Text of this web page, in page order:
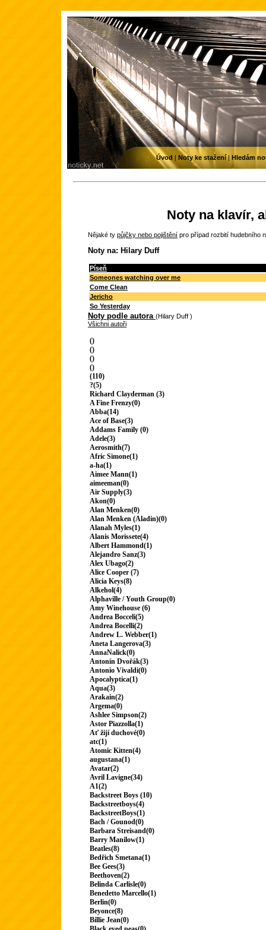
Noty na klavír,
Nějaké ty půjčky nebo pojištění pro případ rozbití hudebního
Noty na: Hilary Duff
Píseň
Someones watching over me
Come Clean
Jericho
So Yesterday
Noty podle autora (Hilary Duff )
Všichni autoři
()
()
()
()
(110)
?(5)
Richard Clayderman (3)
A Fine Frenzy(0)
Abba(14)
Ace of Base(3)
Addams Family (0)
Adele(3)
Aerosmith(7)
Afric Simone(1)
a-ha(1)
Aimee Mann(1)
aimeeman(0)
Air Supply(3)
Akon(0)
Alan Menken(0)
Alan Menken (Aladin)(0)
Alanah Myles(1)
Alanis Morissete(4)
Albert Hammond(1)
Alejandro Sanz(3)
Alex Ubago(2)
Alice Cooper (7)
Alicia Keys(8)
Alkehol(4)
Alphaville / Youth Group(0)
Amy Winehouse (6)
Andrea Bocceli(5)
Andrea Bocelli(2)
Andrew L. Webber(1)
Aneta Langerova(3)
AnnaNalick(0)
Antonín Dvořák(3)
Antonio Vivaldi(0)
Apocalyptica(1)
Aqua(3)
Arakain(2)
Argema(0)
Ashlee Simpson(2)
Astor Piazzolla(1)
Ať žijí duchové(0)
atc(1)
Atomic Kitten(4)
augustana(1)
Avatar(2)
Avril Lavigne(34)
A1(2)
Backstreet Boys (10)
Backstreetboys(4)
BackstreetBoys(1)
Bach / Gounod(0)
Barbara Streisand(0)
Barry Manilow(1)
Beatles(8)
Bedřich Smetana(1)
Bee Gees(3)
Beethoven(2)
Belinda Carlisle(0)
Benedetto Marcello(1)
Berlin(0)
Beyonce(8)
Billie Jean(0)
Úvod | Noty ke stažení| Hledám